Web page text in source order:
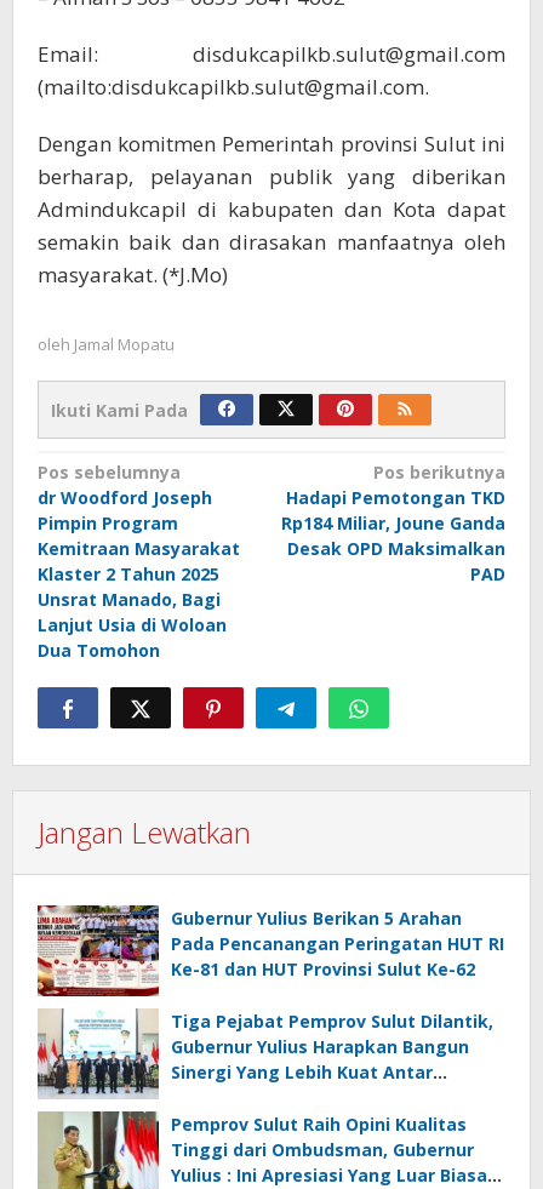
Email: disdukcapilkb.sulut@gmail.com
(mailto:disdukcapilkb.sulut@gmail.com.
Dengan komitmen Pemerintah provinsi Sulut ini
berharap, pelayanan publik yang diberikan
Admindukcapil di kabupaten dan Kota dapat
semakin baik dan dirasakan manfaatnya oleh
masyarakat. (*J.Mo)
oleh Jamal Mopatu
Ikuti Kami Pada
Navigasi
pos
Pos sebelumnya
dr Woodford Joseph
Pimpin Program
Kemitraan Masyarakat
Klaster 2 Tahun 2025
Unsrat Manado, Bagi
Lanjut Usia di Woloan
Dua Tomohon
Pos berikutnya
Hadapi Pemotongan TKD
Rp184 Miliar, Joune Ganda
Desak OPD Maksimalkan
PAD
Jangan Lewatkan
Gubernur Yulius Berikan 5 Arahan
Pada Pencanangan Peringatan HUT RI
Ke-81 dan HUT Provinsi Sulut Ke-62
Tiga Pejabat Pemprov Sulut Dilantik,
Gubernur Yulius Harapkan Bangun
Sinergi Yang Lebih Kuat Antar
Pemprov Sulut Raih Opini Kualitas
Tinggi dari Ombudsman, Gubernur
Yulius : Ini Apresiasi Yang Luar Biasa,